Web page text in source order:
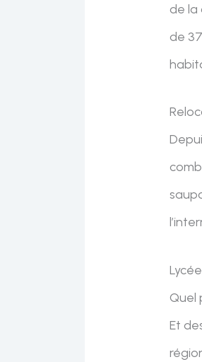
de la
de
Quel
Et